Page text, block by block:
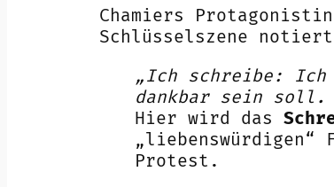
Chamiers
Schlüsselszene
„Ich schreibe: Ich
dankbar sein
Hier wird das
Protest.